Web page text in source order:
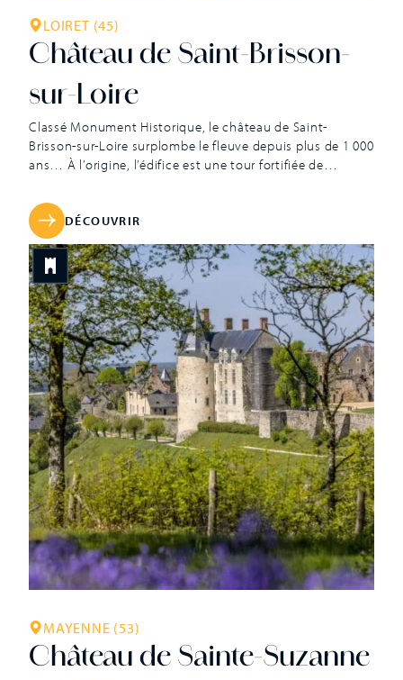
LOIRET (45)
Château de Saint-Brisson-
sur-Loire
Classé Monument Historique, le château de Saint-
Brisson-sur-Loire surplombe le fleuve depuis plus de 1 000
ans… À l’origine, l’édifice est une tour fortifiée de
en 1135. La construction du château actuel débute en
1180. Comte de Sancerre, Etienne Ier de Blois-
Champagne, possède alors les lieux avant qu’ils ne
passent sous la tutelle de l’archevêque de Reims,
Guillaume aux Blanches Mains. Au fil des siècles, le
château accueille différents propriétaires, son
architecture est assez peu modifiée jusqu’à ce que
survienne le grand chamboulement de la Renaissance ! À
partir de 1567, […]
DÉCOUVRIR
MAYENNE (53)
Château de Sainte-Suzanne